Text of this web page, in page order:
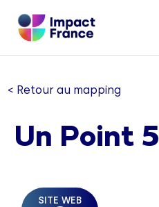
< Retour au mapping
Un Point 5
SITE WEB